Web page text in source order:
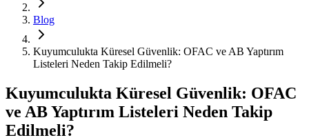
Blog
Kuyumculukta Küresel Güvenlik: OFAC ve AB Yaptırım
Listeleri Neden Takip Edilmeli?
Kuyumculukta Küresel Güvenlik: OFAC
ve AB Yaptırım Listeleri Neden Takip
Edilmeli?